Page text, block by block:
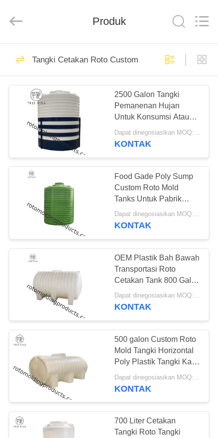
RUMAH
PRODUK
VIDEO
TENTANG
KAMI
PABRIK
KONTROL
KUALITAS
HUBUNGI
PERMINTAAN
PENAWARAN
SITEMAP
PRIVACY
POLICY
Produk Rotomolding
Truk Kotak Poli
61
Tangki Dosis Kimia
48
Kontainer
Penumpukan Euro
33
Produk
Tangki Cetakan Roto Custom
2500 Galon Tangki
Pemanenan Hujan
Untuk Konsumsi Atau
Irigasi Rumah di
Perumahan
Dapat dinegosiasikan MOQ:Negosiasi
KONTAK
Food Gade Poly Sump
Custom Roto Mold
Tanks Untuk Pabrik
Aquaponics, Vertikal
Tangki Penyimpanan Air
Dapat dinegosiasikan MOQ:Negosiasi
KONTAK
OEM Plastik Bah Bawah
Transportasi Roto
Cetakan Tank 800 Galon
Dengan Kaki Untuk
Pupuk
Dapat dinegosiasikan MOQ:Negosiasi
KONTAK
500 galon Custom Roto
Mold Tangki Horizontal
Poly Plastik Tangki Kaki
Penyimpanan Air
KONTAK
700 Liter Cetakan
Tangki Roto Tangki